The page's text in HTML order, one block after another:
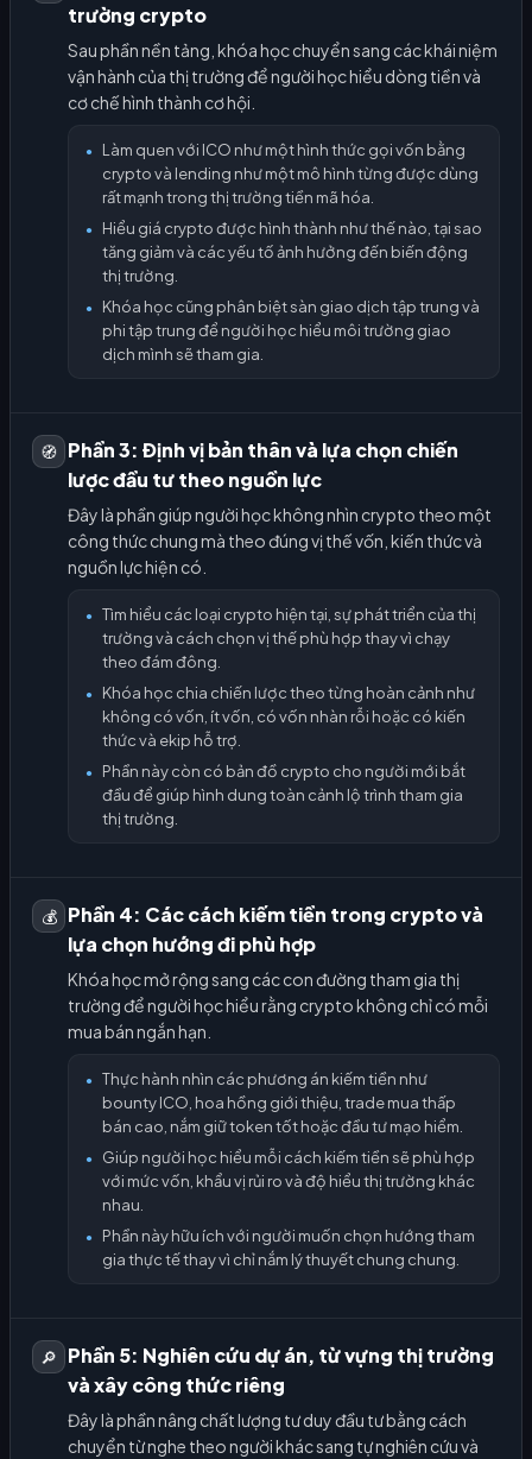
trường crypto
Sau phần nền tảng, khóa học chuyển sang các khái niệm
vận hành của thị trường để người học hiểu dòng tiền và
cơ chế hình thành cơ hội.
●
Làm quen với ICO như một hình thức gọi vốn bằng
crypto và lending như một mô hình từng được dùng
rất mạnh trong thị trường tiền mã hóa.
●
Hiểu giá crypto được hình thành như thế nào, tại sao
tăng giảm và các yếu tố ảnh hưởng đến biến động
thị trường.
●
Khóa học cũng phân biệt sàn giao dịch tập trung và
phi tập trung để người học hiểu môi trường giao
dịch mình sẽ tham gia.
🧭 Phần 3: Định vị bản thân và lựa chọn chiến
lược đầu tư theo nguồn lực
Đây là phần giúp người học không nhìn crypto theo một
công thức chung mà theo đúng vị thế vốn, kiến thức và
nguồn lực hiện có.
●
Tìm hiểu các loại crypto hiện tại, sự phát triển của thị
trường và cách chọn vị thế phù hợp thay vì chạy
theo đám đông.
●
Khóa học chia chiến lược theo từng hoàn cảnh như
không có vốn, ít vốn, có vốn nhàn rỗi hoặc có kiến
thức và ekip hỗ trợ.
●
Phần này còn có bản đồ crypto cho người mới bắt
đầu để giúp hình dung toàn cảnh lộ trình tham gia
thị trường.
💰 Phần 4: Các cách kiếm tiền trong crypto và
lựa chọn hướng đi phù hợp
Khóa học mở rộng sang các con đường tham gia thị
trường để người học hiểu rằng crypto không chỉ có mỗi
mua bán ngắn hạn.
●
Thực hành nhìn các phương án kiếm tiền như
bounty ICO, hoa hồng giới thiệu, trade mua thấp
bán cao, nắm giữ token tốt hoặc đầu tư mạo hiểm.
●
Giúp người học hiểu mỗi cách kiếm tiền sẽ phù hợp
với mức vốn, khẩu vị rủi ro và độ hiểu thị trường khác
nhau.
●
Phần này hữu ích với người muốn chọn hướng tham
gia thực tế thay vì chỉ nắm lý thuyết chung chung.
🔎
Phần 5: Nghiên cứu dự án, từ vựng thị trường
và xây công thức riêng
Đây là phần nâng chất lượng tư duy đầu tư bằng cách
chuyển từ nghe theo người khác sang tự nghiên cứu và